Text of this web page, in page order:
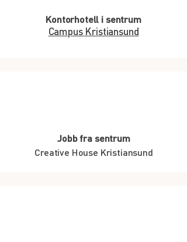
Kontorhotell i sentrum
Campus Kristiansund
Jobb fra sentrum
Creative House Kristiansund